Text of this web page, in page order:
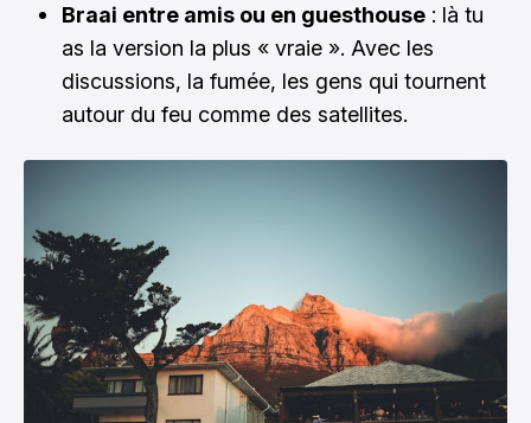
Braai entre amis ou en guesthouse : là tu
as la version la plus « vraie ». Avec les
discussions, la fumée, les gens qui tournent
autour du feu comme des satellites.